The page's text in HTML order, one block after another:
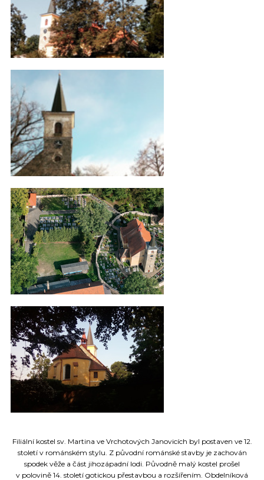
IMG_20161010_081635
IMG_20161206_133453
Vrchotovy Janovice_22
Filiální kostel sv. Martina ve Vrchotových Janovicích byl postaven ve 12.
století v románském stylu. Z původní románské stavby je zachován
spodek věže a část jihozápadní lodi. Původně malý kostel prošel
v polovině 14. století gotickou přestavbou a rozšířením. Obdelníková